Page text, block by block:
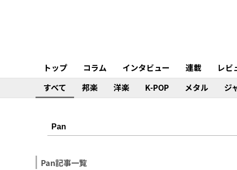
トップ コラム インタビュー 連載 レビ
すべて
邦楽 洋楽 K-POP メタル ジ
Pan記事一覧